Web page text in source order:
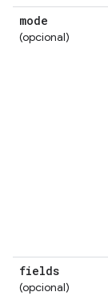
mode
(opcional)
fields
(opcional)